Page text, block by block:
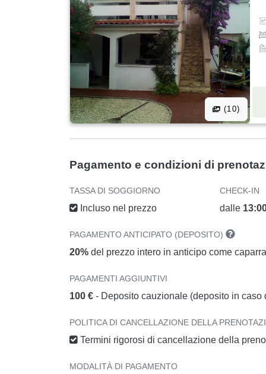
(10)
Pagamento e condizioni di
TASSA DI SOGGIORNO
Incluso nel prezzo
CHECK-IN
dalle
PAGAMENTO ANTICIPATO (DEPOSITO)
20% del prezzo intero in anticipo come caparra
PAGAMENTI AGGIUNTIVI
100 € - Deposito cauzionale (deposito in
POLITICA DI CANCELLAZIONE DELLA
Termini rigorosi di cancellazione della
MODALITÀ DI PAGAMENTO